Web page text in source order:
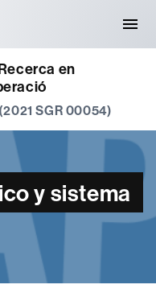
en
SGR 00054)
y sistema